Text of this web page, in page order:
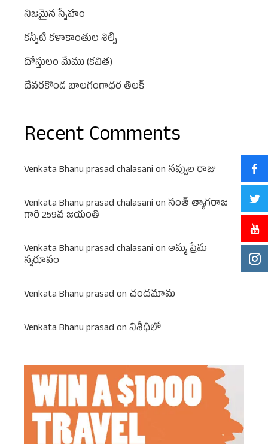
నిజమైన స్నేహం
కన్నీటి కళాకాంతుల శిల్పి
దోస్తులం మేము (కవిత)
దేవరకొండ బాలగంగాధర తిలక్
Recent Comments
Venkata Bhanu prasad chalasani on నవ్వుల రాజు
Venkata Bhanu prasad chalasani on సంత్ త్యాగరాజ
గారి 259వ జయంతి
Venkata Bhanu prasad chalasani on అమ్మ ప్రేమ
స్వరూపం
Venkata Bhanu prasad on చందమామ
Venkata Bhanu prasad on నిశీధిలో